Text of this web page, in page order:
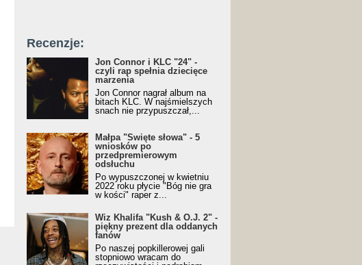
Recenzje:
Jon Connor i KLC "24" -
czyli rap spełnia dziecięce
marzenia
Jon Connor nagrał album na
bitach KLC. W najśmielszych
snach nie przypuszczał,...
Małpa "Święte słowa" - 5
wniosków po
przedpremierowym
odsłuchu
Po wypuszczonej w kwietniu
2022 roku płycie "Bóg nie gra
w kości" raper z...
Wiz Khalifa "Kush & O.J. 2" -
piękny prezent dla oddanych
fanów
Po naszej popkillerowej gali
stopniowo wracam do